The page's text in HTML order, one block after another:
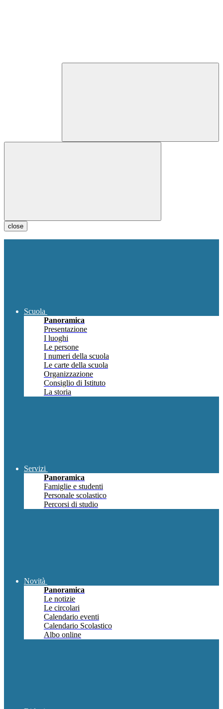
close
Scuola
Panoramica
Presentazione
I luoghi
Le persone
I numeri della scuola
Le carte della scuola
Organizzazione
Consiglio di Istituto
La storia
Servizi
Panoramica
Famiglie e studenti
Personale scolastico
Percorsi di studio
Novità
Panoramica
Le notizie
Le circolari
Calendario eventi
Calendario Scolastico
Albo online